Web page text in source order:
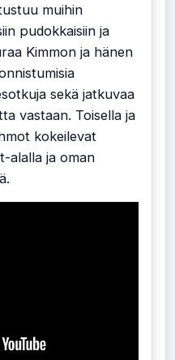
muihin
pudokkaisiin ja
Kimmon ja hänen
sekä jatkuvaa
vastaan. Toisella ja
kokeilevat
alalla ja oman